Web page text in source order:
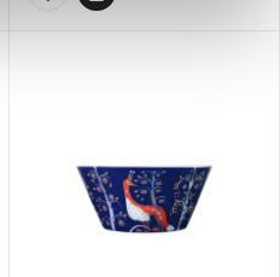
informasjonskapsler.
trafikken vår. Vi deler
du bruker nettstedet
sosiale medier,
som kan kombinere den